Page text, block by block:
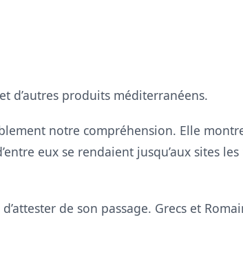
d’autres produits méditerranéens.
notre compréhension. Elle
eux se rendaient jusqu’aux sites
de son passage. Grecs et